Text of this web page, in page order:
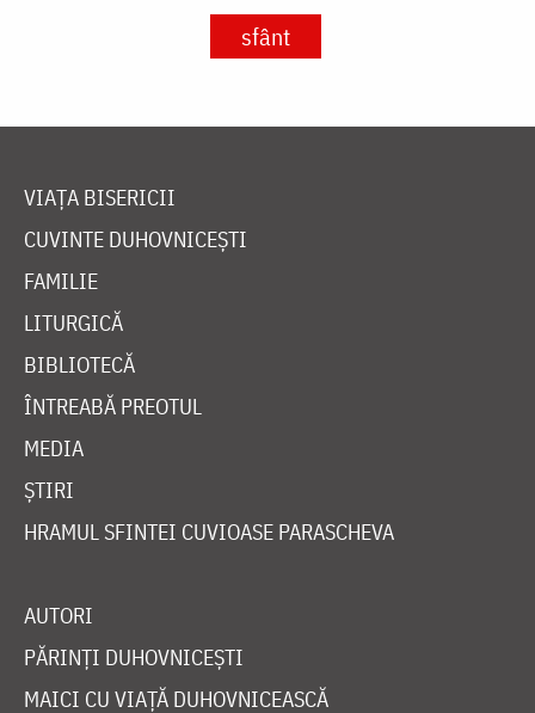
sfânt
VIAȚA BISERICII
CUVINTE DUHOVNICEȘTI
FAMILIE
LITURGICĂ
BIBLIOTECĂ
ÎNTREABĂ PREOTUL
MEDIA
ȘTIRI
HRAMUL SFINTEI CUVIOASE PARASCHEVA
AUTORI
PĂRINȚI DUHOVNICEȘTI
MAICI CU VIAȚĂ DUHOVNICEASCĂ